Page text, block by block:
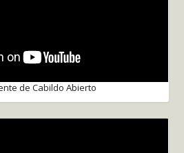
de Cabildo Abierto